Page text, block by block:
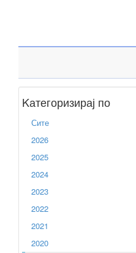
Kатегоризирај по
Сите
2026
2025
2024
2023
2022
2021
2020